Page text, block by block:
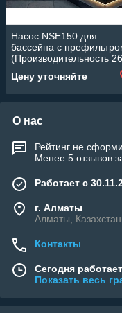
Насос NSE150 для
бассейна c
(Производительность 26
Цену уточняйте
О нас
Рейтинг не
Менее 5 отзывов
Работает с
г. Алматы
Алматы, Казахстан
Контакты
Сегодня
Показать весь